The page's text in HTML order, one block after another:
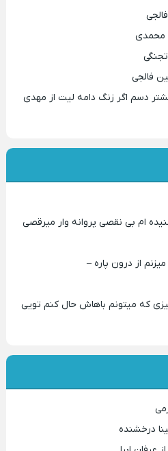
محمدی
فالجی
دسم اگر زنگ دامه لیت از مهدی
ام بی نقصی پروانه وار میرقصی
از درون پاره –
که میتونم باهاش حال کنم تویی
درخشنده